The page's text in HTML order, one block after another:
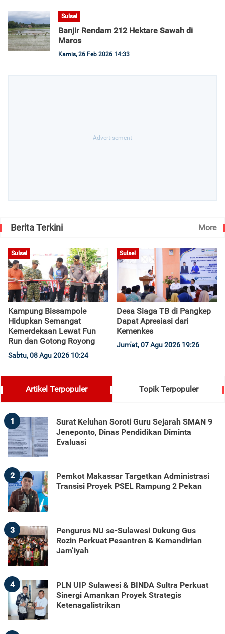
Sulsel
Banjir Rendam 212 Hektare Sawah di
Maros
Kamis, 26 Feb 2026 14:33
Berita Terkini More
Sulsel
Kampung Bissampole
Hidupkan Semangat
Kemerdekaan Lewat Fun
Run dan Gotong Royong
Sabtu, 08 Agu 2026 10:24
Sulsel
Desa Siaga TB di Pangkep
Dapat Apresiasi dari
Kemenkes
Jum'at, 07 Agu 2026 19:26
Artikel Terpopuler Topik Terpopuler
1
Surat Keluhan Soroti Guru Sejarah SMAN 9
Jeneponto, Dinas Pendidikan Diminta
Evaluasi
2
Pemkot Makassar Targetkan Administrasi
Transisi Proyek PSEL Rampung 2 Pekan
3
Pengurus NU se-Sulawesi Dukung Gus
Rozin Perkuat Pesantren & Kemandirian
Jam’iyah
4
PLN UIP Sulawesi & BINDA Sultra Perkuat
Sinergi Amankan Proyek Strategis
Ketenagalistrikan